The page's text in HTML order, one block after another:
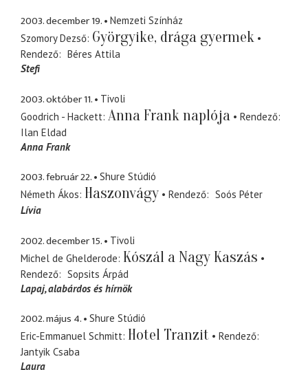
2003. december 19.
Nemzeti Színház
Szomory Dezső Györgyike, drága gyermek
Rendező
Béres Attila
Stefi
2003. október 11.
Tivoli
Goodrich - Hackett Anna Frank naplója
Rendező
Ilan Eldad
Anna Frank
2003. február 22.
Shure Stúdió
Németh Ákos Haszonvágy Rendező
Soós Péter
Lívia
2002. december 15.
Tivoli
Michel de Ghelderode Kószál a Nagy Kaszás
Rendező
Sopsits Árpád
Lapaj alabárdos és hírnök
2002. május 4.
Shure Stúdió
Eric-Emmanuel Schmitt Hotel Tranzit
Rendező
Jantyik Csaba
Laura